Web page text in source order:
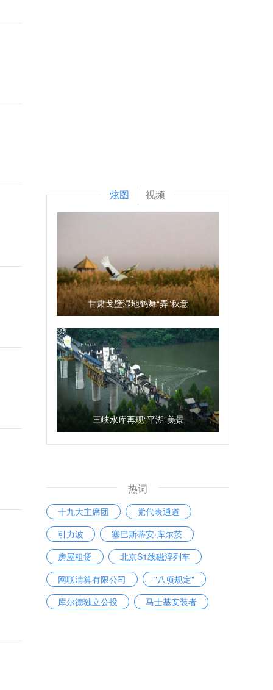
炫图 视频
甘肃戈壁湿地鹤舞“弄”秋意
三峡水库再现“平湖”美景
热词
十九大主席团
党代表通道
引力波
塞巴斯蒂安·库尔茨
房屋租赁
北京S1线磁浮列车
网联清算有限公司
"八项规定"
库尔德独立公投
马士基安装者